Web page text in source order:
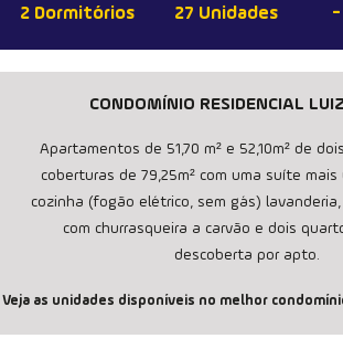
2 Dormitórios 27 Unidades -
CONDOMÍNIO RESIDENCIAL
Apartamentos de 51,70 m² e 52,10m² de
coberturas de 79,25m² com uma suíte mais
cozinha (fogão elétrico, sem gás)
com churrasqueira a carvão e dois
descoberta por apto.
Veja as unidades disponíveis no melhor